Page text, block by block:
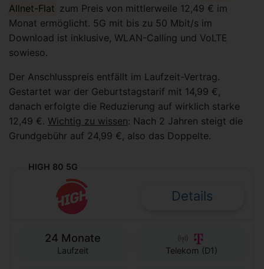
Allnet-Flat zum Preis von mittlerweile 12,49 € im
Monat ermöglicht. 5G mit bis zu 50 Mbit/s im
Download ist inklusive, WLAN-Calling und VoLTE
sowieso.
Der Anschlusspreis entfällt im Laufzeit-Vertrag.
Gestartet war der Geburtstagstarif mit 14,99 €,
danach erfolgte die Reduzierung auf wirklich starke
12,49 €. Wichtig zu wissen: Nach 2 Jahren steigt die
Grundgebühr auf 24,99 €, also das Doppelte.
HIGH 80 5G
Details
24 Monate
Laufzeit Telekom (D1)